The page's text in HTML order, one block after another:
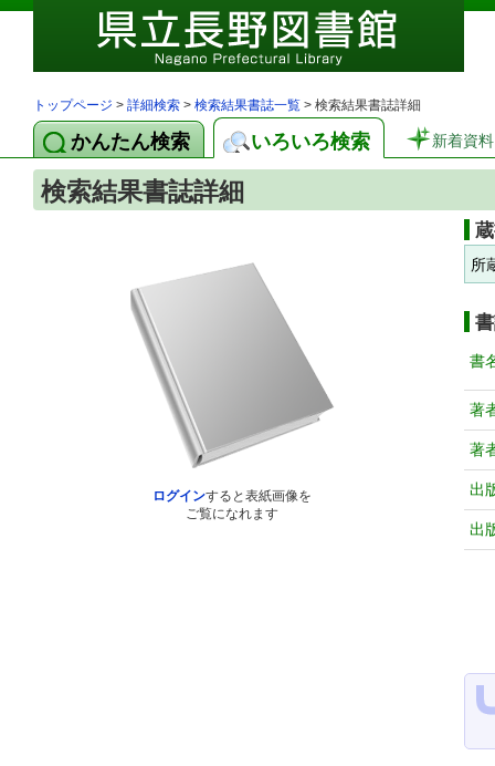
トップページ > 詳細検索 > 検索結果書誌一覧 > 検索結果書誌詳細
かんたん検索 いろいろ検索 新着資料
検索結果書誌詳細
ログインすると表紙画像を
ご覧になれます
所
書
著
著
出
出